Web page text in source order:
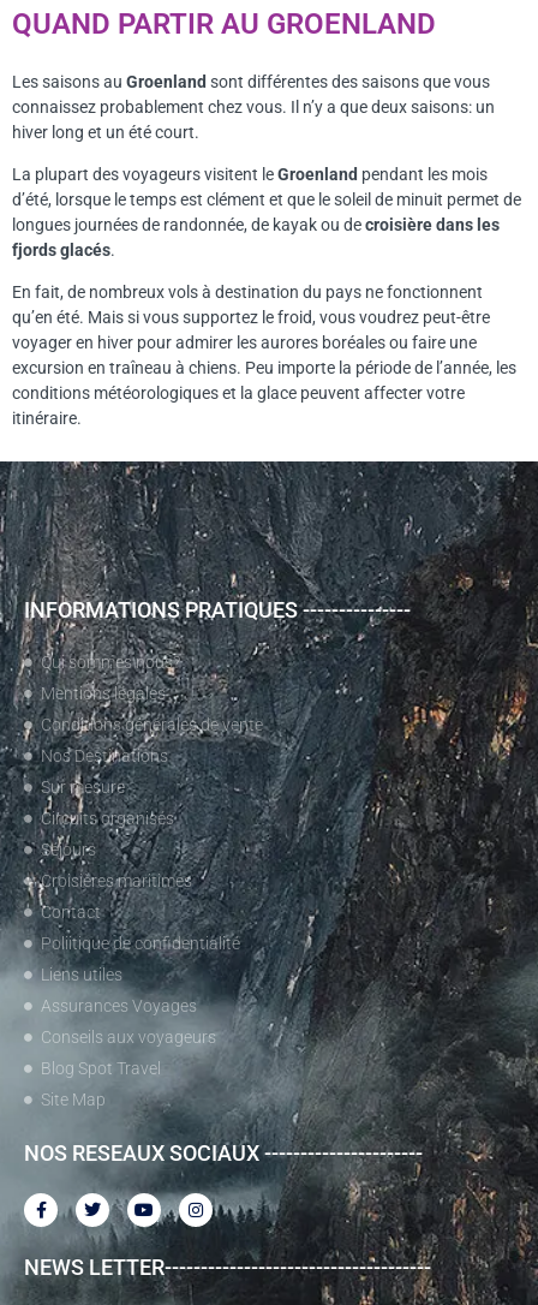
QUAND PARTIR AU GROENLAND
Les saisons au Groenland sont différentes des saisons que vous
connaissez probablement chez vous. Il n’y a que deux saisons: un
hiver long et un été court.
La plupart des voyageurs visitent leGroenland pendant les mois
d’été, lorsque le temps est clément et que le soleil de minuit permet de
longues journées de randonnée, de kayak ou decroisière dans les
fjords glacés.
En fait, de nombreux vols à destination du pays ne fonctionnent
qu’en été. Mais si vous supportez le froid, vous voudrez peut-être
voyager en hiver pour admirer les aurores boréales ou faire une
excursion en traîneau à chiens. Peu importe la période de l’année, les
conditions météorologiques et la glace peuvent affecter votre
itinéraire.
INFORMATIONS PRATIQUES ---------------
Qui sommes nous?
Mentions légales
Conditions générales de vente
Nos Destinations
Sur mesure
Circuits organisés
Séjours
Croisières maritimes
Contact
Poliitique de confidentialité
Liens utiles
Assurances Voyages
Conseils aux voyageurs
Blog Spot Travel
Site Map
NOS RESEAUX SOCIAUX ----------------------
NEWS LETTER-------------------------------------